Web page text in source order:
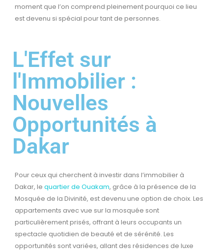
moment que l’on comprend pleinement pourquoi ce lieu
est devenu si spécial pour tant de personnes.
L'Effet sur
l'Immobilier :
Nouvelles
Opportunités à
Dakar
Pour ceux qui cherchent à investir dans l’immobilier à
Dakar, le quartier de Ouakam, grâce à la présence de la
Mosquée de la Divinité, est devenu une option de choix. Les
appartements avec vue sur la mosquée sont
particulièrement prisés, offrant à leurs occupants un
spectacle quotidien de beauté et de sérénité. Les
opportunités sont variées, allant des résidences de luxe